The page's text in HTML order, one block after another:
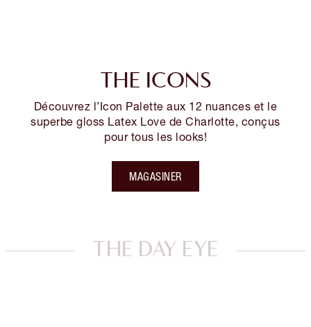
THE ICONS
Découvrez l’Icon Palette aux 12 nuances et le
superbe gloss Latex Love de Charlotte, conçus
pour tous les looks!
MAGASINER
THE DAY EYE